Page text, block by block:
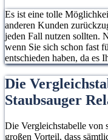
Es ist eine tolle
anderen Kunden
jeden Fall nutzen sollten.
wenn Sie sich schon fast
entschieden haben, da es
Die
Staubsauger
Die Vergleichstabelle von
großen Vorteil, dass